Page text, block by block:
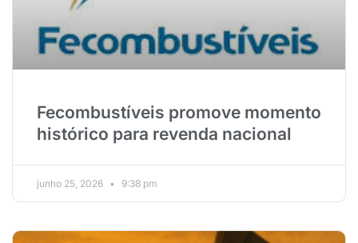
Fecombustíveis promove momento
histórico para revenda nacional
junho 25, 2026 9:38 pm